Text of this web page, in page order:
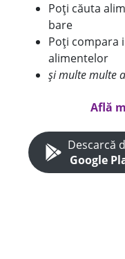
Poți căuta
bare
Poți compara
alimentelor
și multe multe
Află
Descarcă
Google